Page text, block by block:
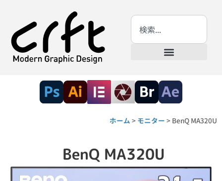
ホーム > モニター > BenQ MA320U
BenQ MA320U